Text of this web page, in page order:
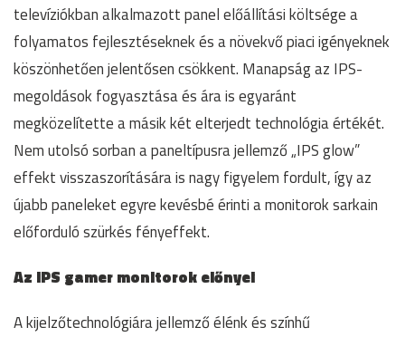
televíziókban alkalmazott panel előállítási költsége a
folyamatos fejlesztéseknek és a növekvő piaci igényeknek
köszönhetően jelentősen csökkent. Manapság az IPS-
megoldások fogyasztása és ára is egyaránt
megközelítette a másik két elterjedt technológia értékét.
Nem utolsó sorban a paneltípusra jellemző „IPS glow”
effekt visszaszorítására is nagy figyelem fordult, így az
újabb paneleket egyre kevésbé érinti a monitorok sarkain
előforduló szürkés fényeffekt.
Az IPS gamer monitorok előnyei
A kijelzőtechnológiára jellemző élénk és színhű